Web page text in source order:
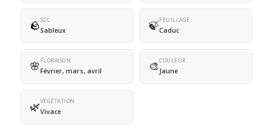
🪨SOL
Sableux 🍃FEUILLAGE
Caduc
🌸 FLORAISON
Février, mars, avril 🎨COULEUR
Jaune
🌿VÉGÉTATION
Vivace